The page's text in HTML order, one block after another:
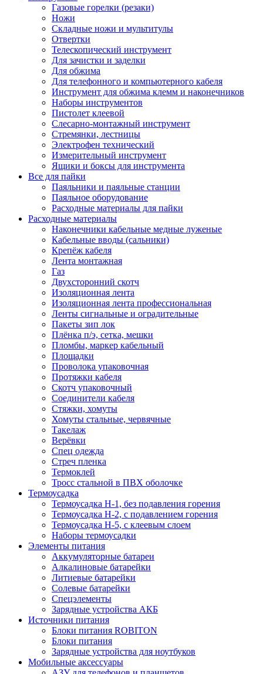
Газовые горелки (резаки)
Ножи
Складные ножи и мультитулы
Отвертки
Телескопический инструмент
Для зачистки и заделки
Для обжима
Для телефонного и компьютерного кабеля
Инструмент для обжима клемм и наконечников
Наборы инструментов
Пистолет клеевой
Слесарно-монтажный инструмент
Стремянки, лестницы
Электрофен технический
Измерительный инструмент
Ящики и боксы для инструмента
Все для пайки
Паяльники и паяльные станции
Паяльное оборудование
Расходные материалы для пайки
Расходные материалы
Наконечники кабельные медные луженые
Кабельные вводы (сальники)
Крепёж кабеля
Лента монтажная
Газ
Двухсторонний скотч
Изоляционная лента
Изоляционная лента профессиональная
Ленты сигнальные и оградительные
Пакеты зип лок
Плёнка п/э, сетка, мешки
Пломбы, маркер кабельный
Площадки
Проволока упаковочная
Протяжки кабеля
Скотч упаковочный
Соединители кабеля
Стяжки, хомуты
Хомуты стальные, червячные
Такелаж
Верёвки
Спец одежда
Стреч пленка
Термоклей
Тросс стальной в ПВХ оболочке
Термоусадка
Термоусадка H-1, без подавления горения
Термоусадка H-2, с подавлением горения
Термоусадка H-5, с клеевым слоем
Наборы термоусадки
Элементы питания
Аккумуляторные батареи
Алкалиновые батарейки
Литиевые батарейки
Солевые батарейки
Спецэлементы
Зарядные устройства АКБ
Источники питания
Блоки питания ROBITON
Блоки питания
Зарядные устройства для ноутбуков
Мобильные аксессуары